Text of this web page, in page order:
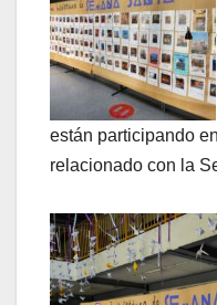
están participando
relacionado con la